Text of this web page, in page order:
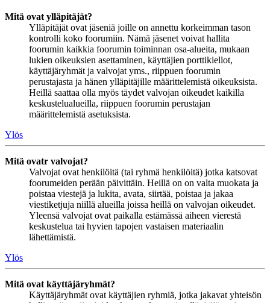
Mitä ovat ylläpitäjät?
Ylläpitäjät ovat jäseniä joille on annettu korkeimman tason
kontrolli koko foorumiin. Nämä jäsenet voivat hallita
foorumin kaikkia foorumin toiminnan osa-alueita, mukaan
lukien oikeuksien asettaminen, käyttäjien porttikiellot,
käyttäjäryhmät ja valvojat yms., riippuen foorumin
perustajasta ja hänen ylläpitäjille määrittelemistä oikeuksista.
Heillä saattaa olla myös täydet valvojan oikeudet kaikilla
keskustelualueilla, riippuen foorumin perustajan
määrittelemistä asetuksista.
Ylös
Mitä ovatr valvojat?
Valvojat ovat henkilöitä (tai ryhmä henkilöitä) jotka katsovat
foorumeiden perään päivittäin. Heillä on on valta muokata ja
poistaa viestejä ja lukita, avata, siirtää, poistaa ja jakaa
viestiketjuja niillä alueilla joissa heillä on valvojan oikeudet.
Yleensä valvojat ovat paikalla estämässä aiheen vierestä
keskustelua tai hyvien tapojen vastaisen materiaalin
lähettämistä.
Ylös
Mitä ovat käyttäjäryhmät?
Käyttäjäryhmät ovat käyttäjien ryhmiä, jotka jakavat yhteisön